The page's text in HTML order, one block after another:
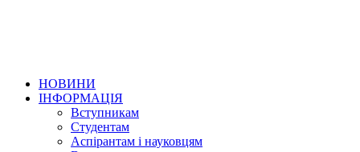
НОВИНИ
ІНФОРМАЦІЯ
Вступникам
Студентам
Аспірантам і науковцям